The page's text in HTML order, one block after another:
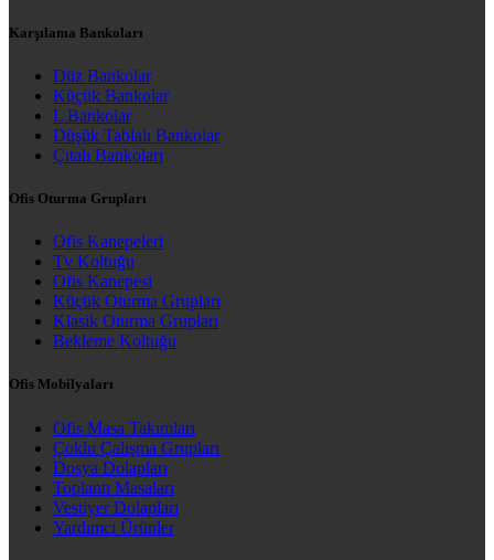
Karşılama Bankoları
Düz Bankolar
Küçük Bankolar
L Bankolar
Düşük Tablalı Bankolar
Çıtalı Bankoları
Ofis Oturma Grupları
Ofis Kanepeleri
Tv Koltuğu
Ofis Kanepesi
Küçük Oturma Grupları
Klasik Oturma Grupları
Bekleme Koltuğu
Ofis Mobilyaları
Ofis Masa Takımları
Çoklu Çalışma Grupları
Dosya Dolapları
Toplantı Masaları
Vestiyer Dolapları
Yardımcı Ürünler